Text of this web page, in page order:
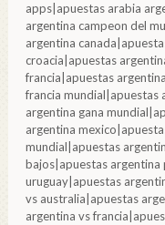
apps|apuestas arabia
argentina campeon del
argentina
croacia|apuestas
francia|apuestas
francia mundial|apuestas
argentina gana
argentina
mundial|apuestas
bajos|apuestas
uruguay|apuestas
vs australia|apuestas
argentina vs